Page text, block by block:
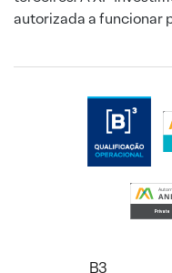
autorizada a funcionar
B3